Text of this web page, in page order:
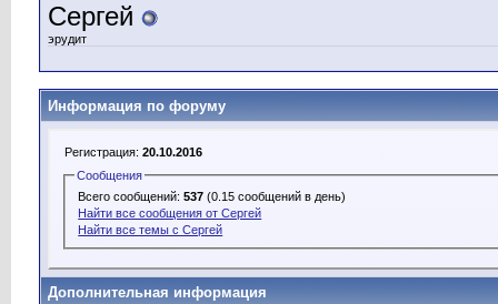
Сергей
эрудит
Информация по форуму
Регистрация: 20.10.2016
Сообщения
Всего сообщений:537 (0.15 сообщений в день)
Найти все сообщения от Сергей
Найти все темы с Сергей
Дополнительная информация